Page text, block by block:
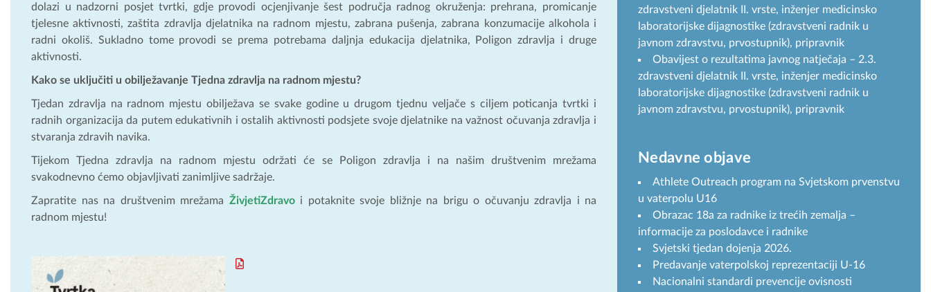
dolazi u nadzorni posjet tvrtki, gdje provodi ocjenjivanje šest područja radnog okruženja: prehrana, promicanje
tjelesne aktivnosti, zaštita zdravlja djelatnika na radnom mjestu, zabrana pušenja, zabrana konzumacije alkohola i
radni okoliš. Sukladno tome provodi se prema potrebama daljnja edukacija djelatnika, Poligon zdravlja i druge
aktivnosti.
Kako se uključiti u obilježavanje Tjedna zdravlja na radnom mjestu?
Tjedan zdravlja na radnom mjestu obilježava se svake godine u drugom tjednu veljače s ciljem poticanja tvrtki i
radnih organizacija da putem edukativnih i ostalih aktivnosti podsjete svoje djelatnike na važnost očuvanja zdravlja i
stvaranja zdravih navika.
Tijekom Tjedna zdravlja na radnom mjestu održati će se Poligon zdravlja i na našim društvenim mrežama
svakodnevno ćemo objavljivati zanimljive sadržaje.
Zapratite nas na društvenim mrežama ŽivjetiZdravoi potaknite svoje bližnje na brigu o očuvanju zdravlja i na
radnom mjestu!
zdravstveni djelatnik II. vrste, inženjer medicinsko
laboratorijske dijagnostike (zdravstveni radnik u
javnom zdravstvu, prvostupnik), pripravnik
Obavijest o rezultatima javnog natječaja – 2.3.
zdravstveni djelatnik II. vrste, inženjer medicinsko
laboratorijske dijagnostike (zdravstveni radnik u
javnom zdravstvu, prvostupnik), pripravnik
Nedavne objave
Athlete Outreach program na Svjetskom prvenstvu
u vaterpolu U16
Obrazac 18a za radnike iz trećih zemalja –
informacije za poslodavce i radnike
Svjetski tjedan dojenja 2026.
Predavanje vaterpolskoj reprezentaciji U-16
Nacionalni standardi prevencije ovisnosti